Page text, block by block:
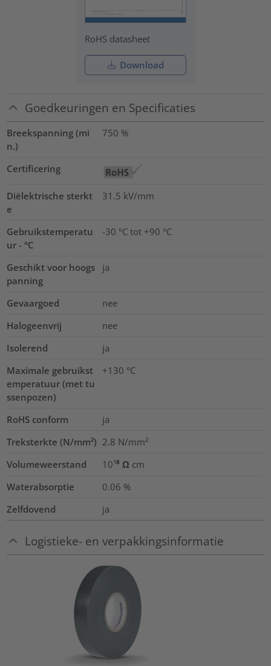
RoHS datasheet
Download
Goedkeuringen en Specificaties
Breekspanning (mi
n.)
750 %
Certificering
Diëlektrische sterkt
e
31.5 kV/mm
Gebruikstemperatu
ur - °C
-30 °C tot +90 °C
Geschikt voor hoogs
panning
ja
Gevaargoed
nee
Halogeenvrij
nee
Isolerend
ja
Maximale gebruikst
emperatuur (met tu
ssenpozen)
+130 °C
RoHS conform
ja
Treksterkte (N/mm²) 2.8 N/mm²
Volumeweerstand
10¹⁶ Ω cm
Waterabsorptie
0.06 %
Zelfdovend
ja
Logistieke- en verpakkingsinformatie